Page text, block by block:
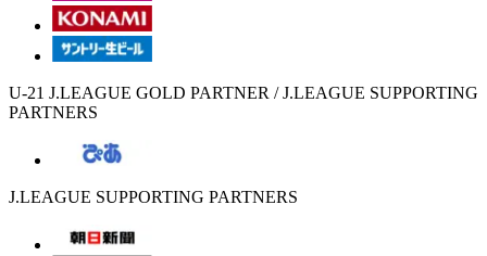
U-21 J.LEAGUE GOLD PARTNER / J.LEAGUE SUPPORTING
PARTNERS
J.LEAGUE SUPPORTING PARTNERS